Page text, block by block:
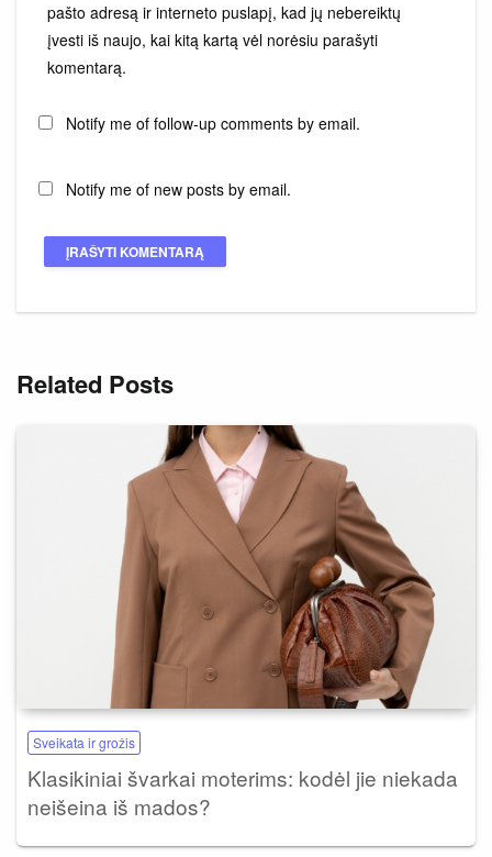
pašto adresą ir interneto puslapį, kad jų nebereiktų
įvesti iš naujo, kai kitą kartą vėl norėsiu parašyti
komentarą.
Notify me of follow-up comments by email.
Notify me of new posts by email.
Related Posts
Sveikata ir grožis
Klasikiniai švarkai moterims: kodėl jie niekada
neišeina iš mados?